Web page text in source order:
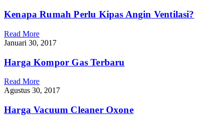
Kenapa Rumah Perlu Kipas Angin Ventilasi?
Read More
Januari 30, 2017
Harga Kompor Gas Terbaru
Read More
Agustus 30, 2017
Harga Vacuum Cleaner Oxone